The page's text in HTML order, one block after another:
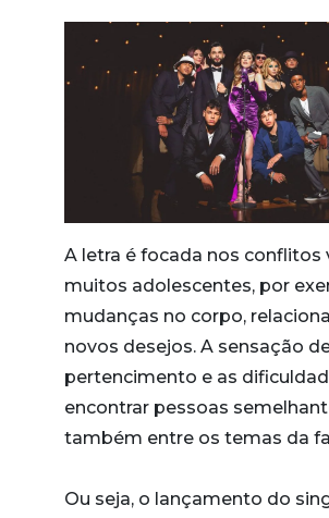
A letra é focada nos conflitos
muitos adolescentes, por
mudanças no corpo,
novos desejos. A sensação
pertencimento e as
encontrar pessoas
também entre os temas da
Ou seja, o lançamento do